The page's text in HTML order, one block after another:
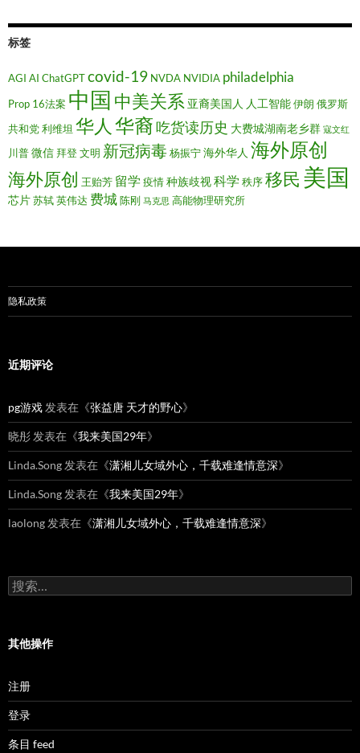
标签
AGI AI ChatGPTcovid-19 NVDA NVIDIA philadelphia
Prop 16法案 中国 中美关系 亚裔美国人 人工智能伊朗 俄罗斯
共和党利维坦 华人 华裔吃货读历史 大费城湖南老乡群 寇文红
川普微信 拜登文明 新冠病毒杨振宁海外华人 海外原创
海外原创 王贻芳 留学 疫情种族歧视科学 秩序移民 美国
芯片苏轼英伟达 费城陈刚 马克思 高能物理研究所
隐私政策
近期评论
pg游戏 发表在《张益唐 天才的野心》
晓彤 发表在《我来美国29年》
Linda.Song 发表在《潇湘儿女域外心，千载难逢情意深》
Linda.Song 发表在《我来美国29年》
laolong 发表在《潇湘儿女域外心，千载难逢情意深》
搜
索：
其他操作
注册
登录
条目 feed